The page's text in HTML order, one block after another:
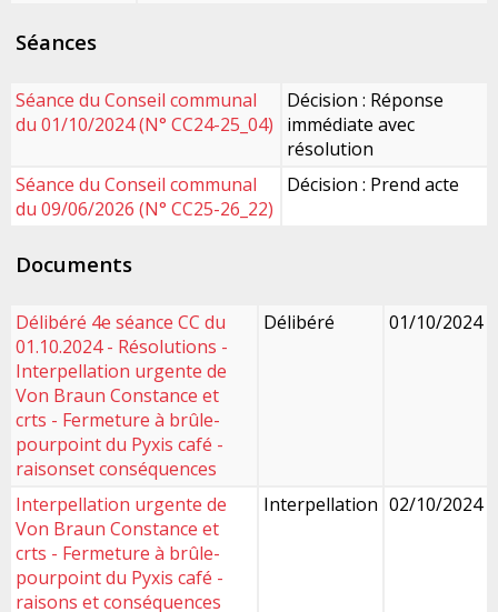
Séances
Séance du Conseil communal
du 01/10/2024 (N° CC24-25_04)
Décision : Réponse
immédiate avec
résolution
Séance du Conseil communal
du 09/06/2026 (N° CC25-26_22)
Décision : Prend acte
Documents
Délibéré 4e séance CC du
01.10.2024 - Résolutions -
Interpellation urgente de
Von Braun Constance et
crts - Fermeture à brûle-
pourpoint du Pyxis café -
raisonset conséquences
Délibéré 01/10/2024
Interpellation urgente de
Von Braun Constance et
crts - Fermeture à brûle-
pourpoint du Pyxis café -
raisons et conséquences
Interpellation 02/10/2024